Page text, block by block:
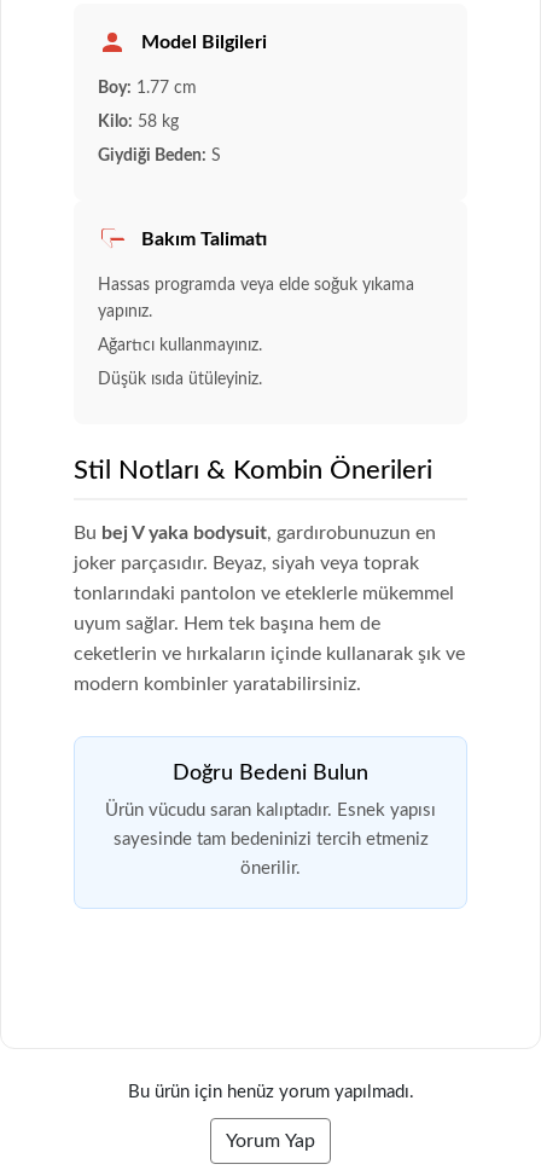
Model Bilgileri
Boy: 1.77 cm
Kilo: 58 kg
Giydiği Beden: S
Bakım Talimatı
Hassas programda veya elde soğuk yıkama
yapınız.
Ağartıcı kullanmayınız.
Düşük ısıda ütüleyiniz.
Stil Notları & Kombin Önerileri
Bu bej V yaka bodysuit, gardırobunuzun en
joker parçasıdır. Beyaz, siyah veya toprak
tonlarındaki pantolon ve eteklerle mükemmel
uyum sağlar. Hem tek başına hem de
ceketlerin ve hırkaların içinde kullanarak şık ve
modern kombinler yaratabilirsiniz.
Doğru Bedeni Bulun
Ürün vücudu saran kalıptadır. Esnek yapısı
sayesinde tam bedeninizi tercih etmeniz
önerilir.
Bu ürün için henüz yorum yapılmadı.
Yorum Yap